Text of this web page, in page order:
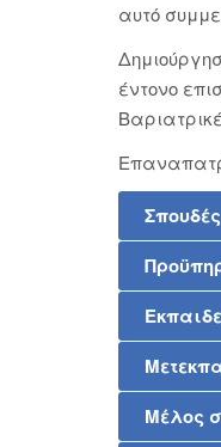
αυτό
έντονο
Σπουδές
Μέλος